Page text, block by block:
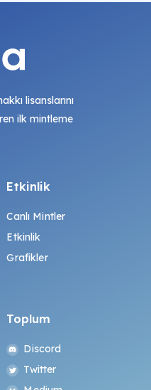
lisanslarını
ilk mintleme
Etkinlik
Canlı Mintler
Etkinlik
Grafikler
Toplum
Discord
Twitter